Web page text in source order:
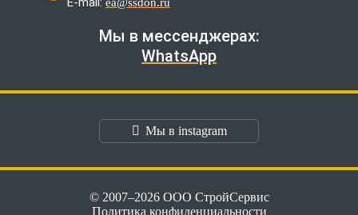
ea@ssdon.ru
Мы в мессенджерах:
WhatsApp
Мы в instagram
© 2007–2026 ООО СтройСервис
Политика конфиденциальности